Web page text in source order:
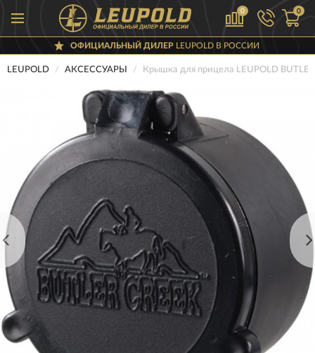
0 0
ОФИЦИАЛЬНЫЙ ДИЛЕР LEUPOLD В РОССИИ
LEUPOLD АКСЕССУАРЫ Крышка для прицела LEUPOLD